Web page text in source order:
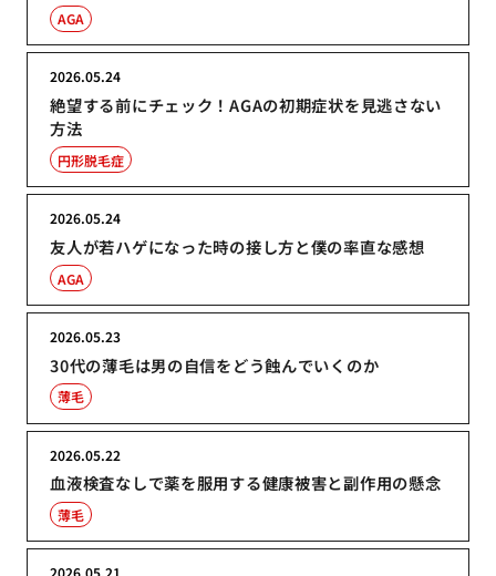
AGA
絶望する前にチェック！AGAの初期症状を見逃さない
方法
2026.05.24
円形脱毛症
友人が若ハゲになった時の接し方と僕の率直な感想
2026.05.24
AGA
30代の薄毛は男の自信をどう蝕んでいくのか
2026.05.23
薄毛
血液検査なしで薬を服用する健康被害と副作用の懸念
2026.05.22
薄毛